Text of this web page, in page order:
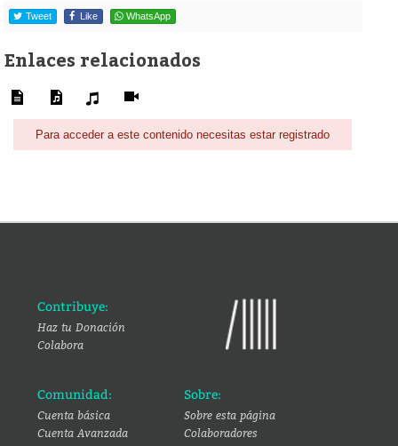
Tweet Like WhatsApp
Enlaces relacionados
Para acceder a este contenido necesitas estar registrado
Contribuye:
Haz tu Donación
Colabora
Comunidad:
Cuenta básica
Cuenta Avanzada
Sobre:
Sobre esta página
Colaboradores